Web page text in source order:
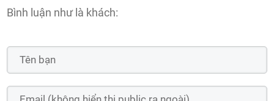
Bình luận như là khách: